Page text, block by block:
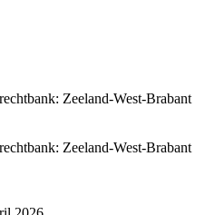
Zeeland-West-Brabant
Zeeland-West-Brabant